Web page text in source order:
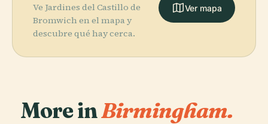
Ve Jardines del Castillo de
Bromwich en el mapa y
descubre qué hay cerca.
Ver mapa
More inBirmingham.